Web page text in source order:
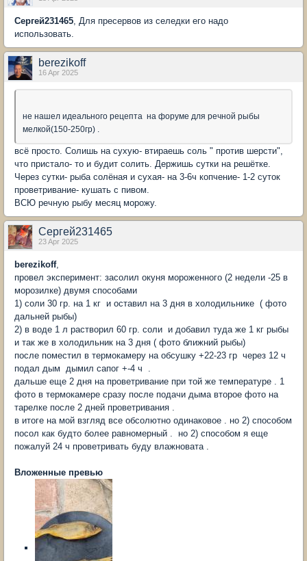
Сергей231465, Для пресервов из селедки его надо
использовать.
berezikoff
16 Apr 2025
не нашел идеального рецепта на форуме для речной рыбы
мелкой(150-250гр) .
всё просто. Солишь на сухую- втираешь соль " против шерсти",
что пристало- то и будит солить. Держишь сутки на решётке.
Через сутки- рыба солёная и сухая- на 3-6ч копчение- 1-2 суток
проветривание- кушать с пивом.
ВСЮ речную рыбу месяц морожу.
Сергей231465
23 Apr 2025
berezikoff,
провел эксперимент: засолил окуня мороженного (2 недели -25 в
морозилке) двумя способами
1) соли 30 гр. на 1 кг и оставил на 3 дня в холодильнике ( фото
дальней рыбы)
2) в воде 1 л растворил 60 гр. соли и добавил туда же 1 кг рыбы
и так же в холодильник на 3 дня ( фото ближний рыбы)
после поместил в термокамеру на обсушку +22-23 гр через 12 ч
подал дым дымил сапог +-4 ч .
дальше еще 2 дня на проветривание при той же температуре . 1
фото в термокамере сразу после подачи дыма второе фото на
тарелке после 2 дней проветривания .
в итоге на мой взгляд все обсолютно одинаковое . но 2) способом
посол как будто более равномерный . но 2) способом я еще
пожалуй 24 ч проветривать буду влажновата .
Вложенные превью